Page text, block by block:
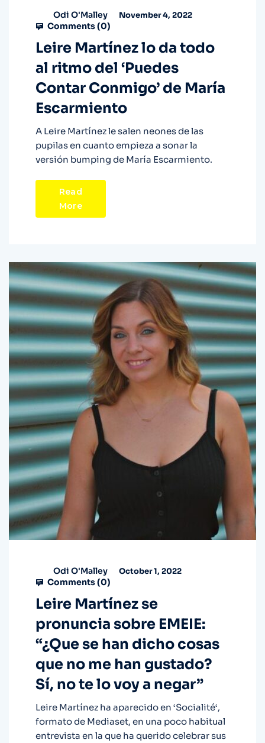
Odi O'Malley November 4, 2022
Comments (0)
Leire Martínez lo da todo
al ritmo del ‘Puedes
Contar Conmigo’ de María
Escarmiento
A Leire Martínez le salen neones de las
pupilas en cuanto empieza a sonar la
versión bumping de María Escarmiento.
Read
More
Odi O'Malley October 1, 2022
Comments (0)
Leire Martínez se
pronuncia sobre EMEIE:
“¿Que se han dicho cosas
que no me han gustado?
Sí, no te lo voy a negar”
Leire Martínez ha aparecido en ‘Socialité‘,
formato de Mediaset, en una poco habitual
entrevista en la que ha querido celebrar sus